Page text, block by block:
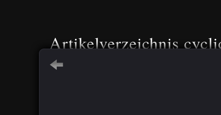
Artikelverzeichnis